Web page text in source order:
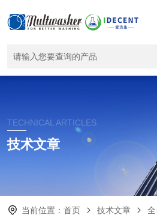
TECHNICAL ARTICLES
技术文章
当前位置： 首页 技术文章
全